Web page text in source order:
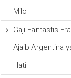
Milo
Gaji Fantastis
Ajaib Argentina
Hati